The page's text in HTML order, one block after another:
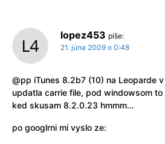
lopez453 píše:
21. júna 2009 o 0:48
@pp iTunes 8.2b7 (10) na Leoparde
updatla carrie file, pod windowsom
ked skusam 8.2.0.23 hmmm…
po googlrni mi vyslo ze: